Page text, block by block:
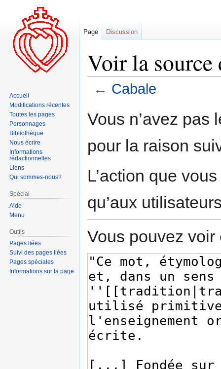
Voir la source
← Cabale
à
navigation
à
recherche
Vous n’avez pas
pour la raison
L’action que
qu’aux
Vous pouvez
Page Discussion
Accueil
Modifications récentes
Toutes les pages
Personnages
Bibliothèque
Nous écrire
Informations
rédactionnelles
Liens
Qui sommes-nous?
Spécial
Aide
Menu
Outils
Pages liées
Suivi des pages liées
Pages spéciales
Informations sur la page